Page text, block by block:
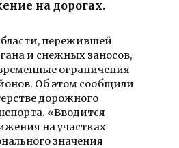
на дорогах.
пережившей
и снежных заносов,
ограничения
Об этом сообщили
дорожного
«Вводится
на участках
значения